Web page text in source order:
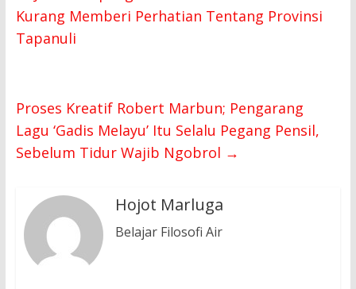
Kurang Memberi Perhatian Tentang Provinsi
Tapanuli
Proses Kreatif Robert Marbun; Pengarang
Lagu ‘Gadis Melayu’ Itu Selalu Pegang Pensil,
Sebelum Tidur Wajib Ngobrol →
Hojot Marluga
Belajar Filosofi Air